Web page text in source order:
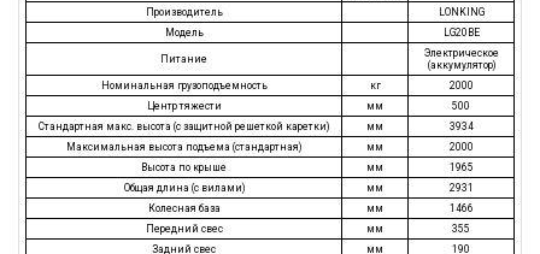
Производитель
LONKING
Модель
LG20BE
Питание
Электрическое
(аккумулятор)
Номинальная грузоподъемность
кг
2000
Центр тяжести
мм
500
Стандартная макс. высота (с защитной решеткой каретки)
мм
3934
Максимальная высота подъема (стандартная)
мм
2000
Высота по крыше
мм
1965
Общая длина (с вилами)
мм
2931
Колесная база
мм
1466
Передний свес
мм
355
Задний свес
мм
190